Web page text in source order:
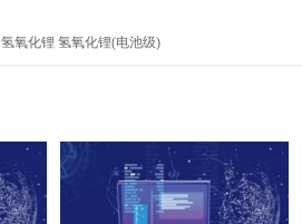
氢氧化锂 氢氧化锂(电池级)